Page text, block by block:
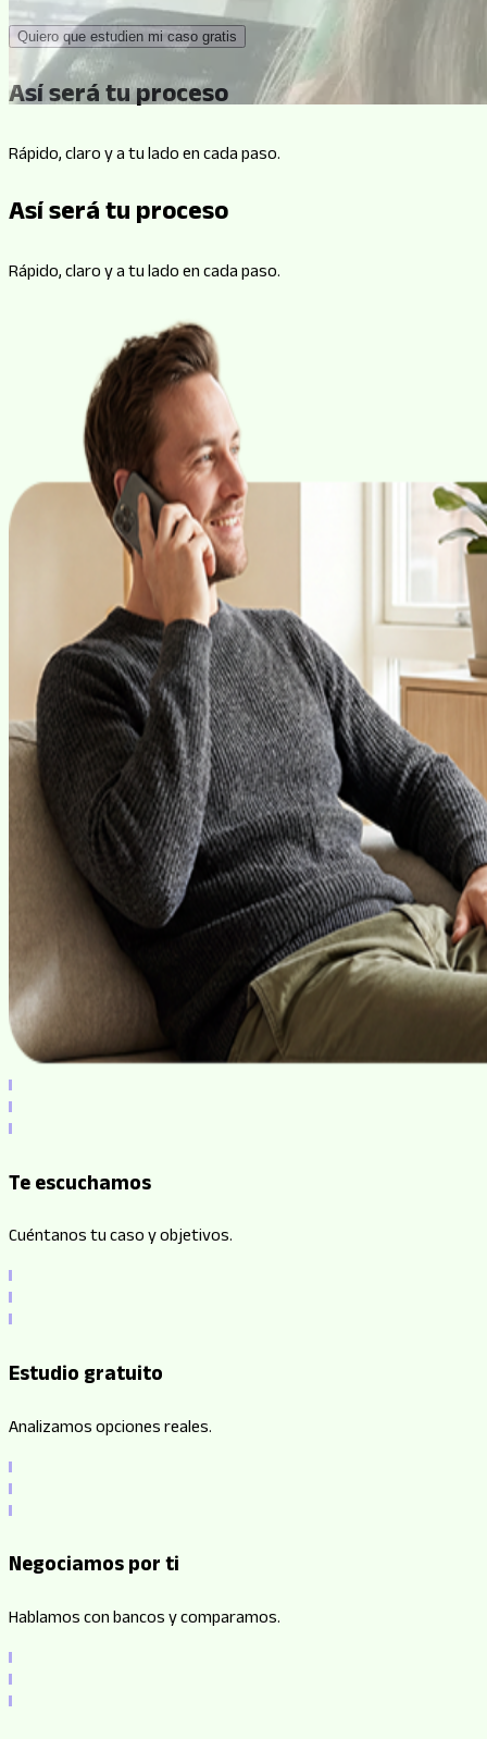
Quiero que estudien mi caso gratis
Así será tu proceso
Rápido, claro y a tu lado en cada paso.
Así será tu proceso
Rápido, claro y a tu lado en cada paso.
Te escuchamos
Cuéntanos tu caso y objetivos.
Estudio gratuito
Analizamos opciones reales.
Negociamos por ti
Hablamos con bancos y comparamos.